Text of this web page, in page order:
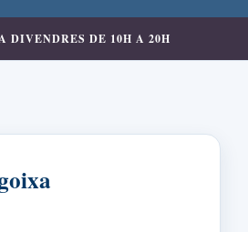
DIVENDRES DE 10H A 20H